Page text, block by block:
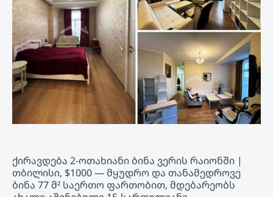
ქირავდება 2-ოთახიანი ბინა ვერის რაიონში |
თბილისი, $1000 — მყუდრო და თანამედროვე
ბინა 77 მ² საერთო ფართობით, მდებარეობს